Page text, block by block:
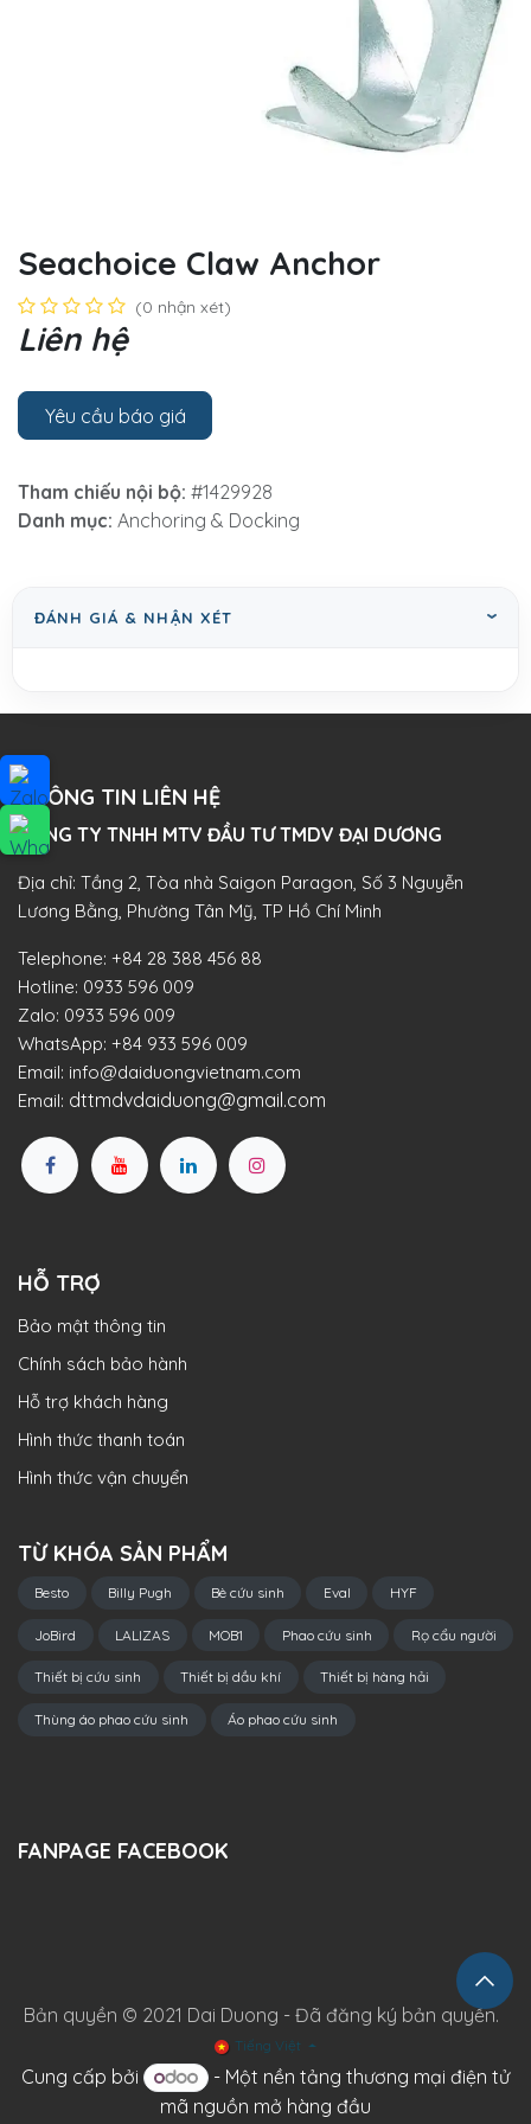
Seachoice Claw Anchor
(0 nhận xét)
Liên hệ
Yêu cầu báo giá
Tham chiếu nội bộ: #1429928
Danh mục: Anchoring & Docking
ĐÁNH GIÁ & NHẬN XÉT
THÔNG TIN LIÊN HỆ
CÔNG TY TNHH MTV ĐẦU TƯ TMDV ĐẠI DƯƠNG​
Địa chỉ: Tầng 2, Tòa nhà Saigon Paragon, Số 3 Nguyễn
Lương Bằng, Phường Tân Mỹ, TP Hồ Chí Minh
Telephone: +84 28 388 456 88
Hotline: 0933 596 009
Zalo: 0933 596 009
WhatsApp: +84 933 596 009
Email: info@daiduongvietnam.com
Email: dttmdvdaiduong@gmail.com
HỖ TRỢ
Bảo mật thông tin
Chính sách bảo hành
Hỗ trợ khách hàng
Hình thức thanh toán
Hình thức vận chuyển
TỪ KHÓA SẢN PHẨM
Besto Billy Pugh Bè cứu sinh Eval HYF
JoBird LALIZAS MOB1 Phao cứu sinh Rọ cẩu người
Thiết bị cứu sinh Thiết bị dầu khí Thiết bị hàng hải
Thùng áo phao cứu sinh Áo phao cứu sinh
FANPAGE FACEBOOK
Bản quyền © 2021 Dai Duong - Đã đăng ký bản quyền.
Tiếng Việt
Cung cấp bởi - Một nền tảng thương mại điện tử
mã nguồn mở hàng đầu